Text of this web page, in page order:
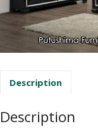
Description
Description